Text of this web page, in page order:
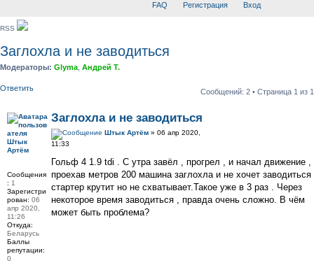
FAQ Регистрация Вход
RSS
Заглохла и не заводиться
Модераторы: Glyma Андрей Т.
Ответить Сообщений: 2 • Страница 1 из 1
Заглохла и не заводиться
Штык Артём » 06 апр 2020,
11:33
Гольф 4 1.9 tdi . С утра завёл , прогрел , и начал движение ,
проехав метров 200 машина заглохла и не хочет заводиться
стартер крутит но не схватывает.Такое уже в 3 раз . Через
некоторое время заводиться , правда очень сложно. В чём
может быть проблема?
Штык
Артём
Сообщения
: 1
Зарегистри
рован: 06
апр 2020,
11:26
Откуда:
Беларусь
Баллы
репутации:
0